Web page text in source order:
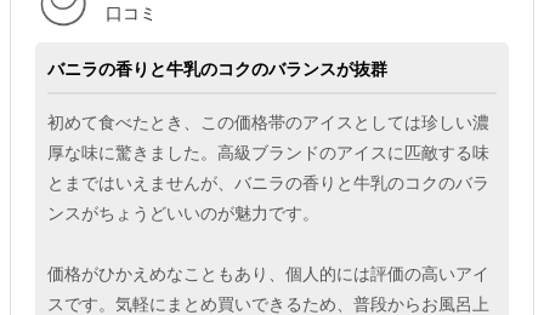
口コミ
バニラの香りと牛乳のコクのバランスが抜群
初めて食べたとき、この価格帯のアイスとしては珍しい濃
厚な味に驚きました。高級ブランドのアイスに匹敵する味
とまではいえませんが、バニラの香りと牛乳のコクのバラ
ンスがちょうどいいのが魅力です。
価格がひかえめなこともあり、個人的には評価の高いアイ
スです。気軽にまとめ買いできるため、普段からお風呂上